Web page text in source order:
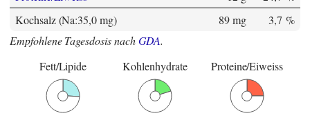
Kochsalz (Na:35,0 mg)
89 mg
3,7 %
Empfohlene Tagesdosis nachGDA.
Fett/Lipide
Kohlenhydrate Proteine/Eiweiss